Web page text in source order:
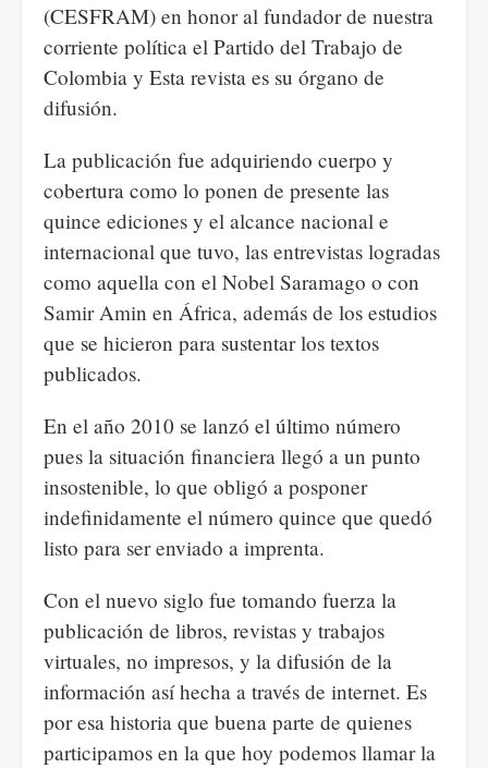
(CESFRAM) en honor al fundador de nuestra
corriente política el Partido del Trabajo de
Colombia y Esta revista es su órgano de
difusión.
La publicación fue adquiriendo cuerpo y
cobertura como lo ponen de presente las
quince ediciones y el alcance nacional e
internacional que tuvo, las entrevistas logradas
como aquella con el Nobel Saramago o con
Samir Amin en África, además de los estudios
que se hicieron para sustentar los textos
publicados.
En el año 2010 se lanzó el último número
pues la situación financiera llegó a un punto
insostenible, lo que obligó a posponer
indefinidamente el número quince que quedó
listo para ser enviado a imprenta.
Con el nuevo siglo fue tomando fuerza la
publicación de libros, revistas y trabajos
virtuales, no impresos, y la difusión de la
información así hecha a través de internet. Es
por esa historia que buena parte de quienes
participamos en la que hoy podemos llamar la